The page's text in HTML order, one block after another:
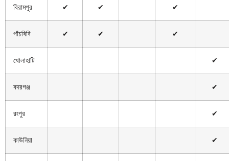
বিরামপুর ✔ ✔ ✔
পাঁচবিবি ✔ ✔ ✔
খোলাহাটি ✔
বদরগঞ্জ ✔
রংপুর ✔
কাউনিয়া ✔